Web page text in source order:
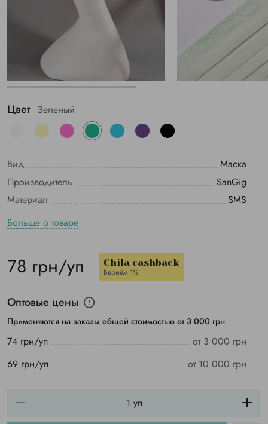
Цвет Зеленый
Вид
Маска
Производитель
SanGig
Материал
SMS
Больше о товаре
78 грн/уп Chila cashback
Вернём 1%
Оптовые цены
Применяются на заказы общей стоимостью от 3 000 грн
74 грн/уп
от 3 000 грн
69 грн/уп
от 10 000 грн